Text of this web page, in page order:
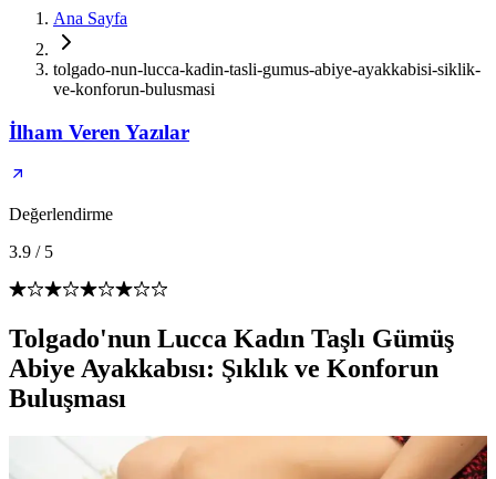
Ana Sayfa
tolgado-nun-lucca-kadin-tasli-gumus-abiye-ayakkabisi-siklik-
ve-konforun-bulusmasi
İlham Veren Yazılar
Değerlendirme
3.9 / 5
Tolgado'nun Lucca Kadın Taşlı Gümüş
Abiye Ayakkabısı: Şıklık ve Konforun
Buluşması